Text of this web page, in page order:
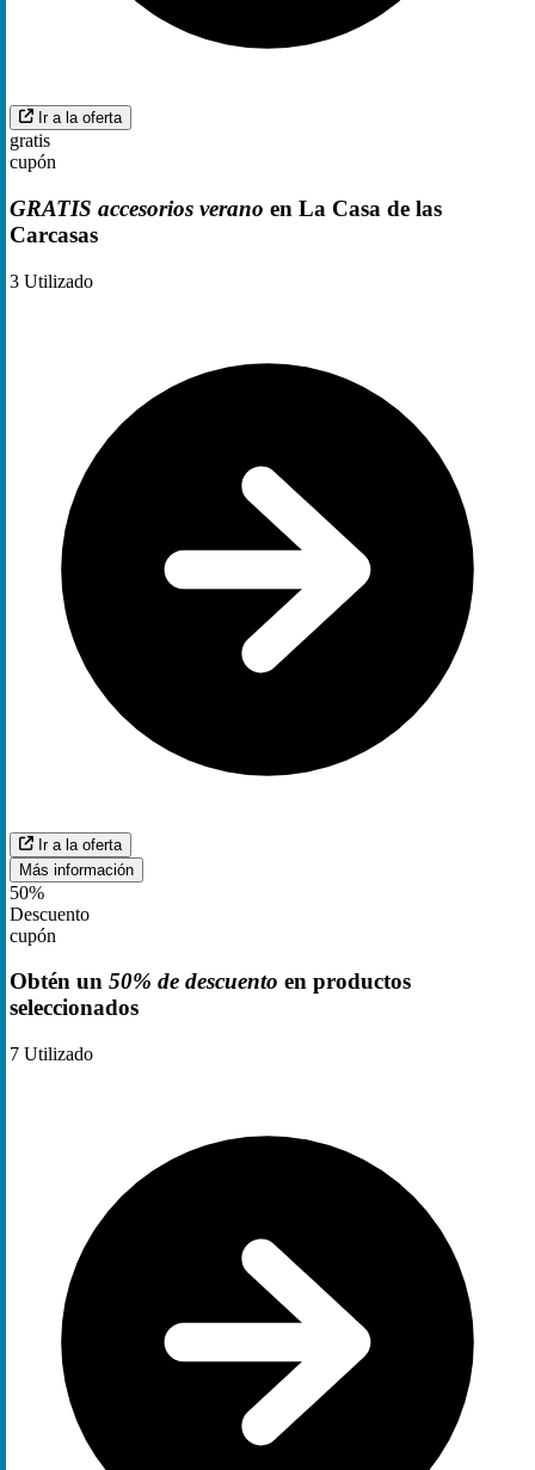
Ir a la oferta
gratis
cupón
GRATIS accesorios verano en La Casa de las
Carcasas
3 Utilizado
Ir a la oferta
Más información
50%
Descuento
cupón
Obtén un 50% de descuento en productos
seleccionados
7 Utilizado